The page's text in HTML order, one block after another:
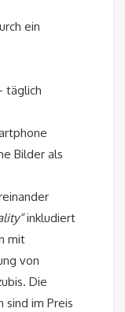
ein
täglich
Bilder als
inkludiert
mit
von
Die
sind im Preis